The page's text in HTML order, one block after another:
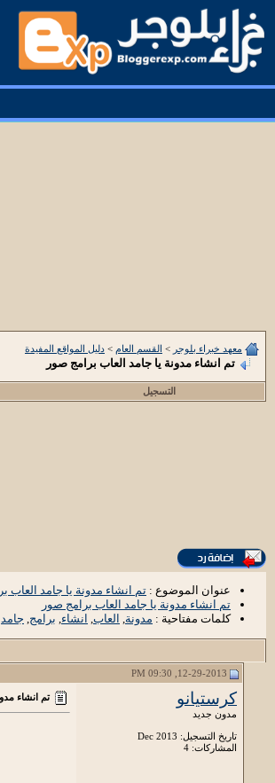
معهد خبراء بلوجر > القسم العام > دليل المواقع المفيدة
تم انشاء مدونة يا جامد العاب برامج صور
التسجيل
عنوان الموضوع : تم انشاء مدونة يا جامد العاب
تم انشاء مدونة يا جامد العاب برامج صور
كلمات مفتاحية : مدونة, العاب, انشاء, برامج, جامد
كرستيانو
مدون جديد
تاريخ التسجيل: Dec 2013
المشاركات: 4
تم انشاء